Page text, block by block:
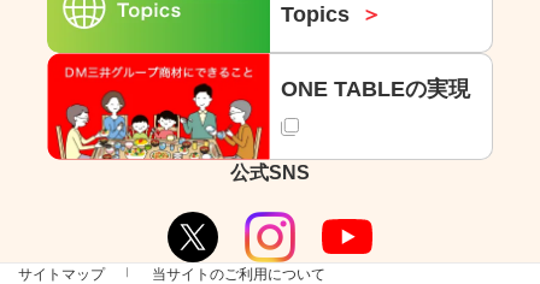
Topics
ONE TABLEの実現
公式SNS
サイトマップ 当サイトのご利用について